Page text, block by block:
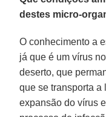
destes micro-
O conhecimento a
já que é um vírus
deserto, que
que se transporta a
expansão do vírus